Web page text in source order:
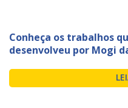
Conheça os trabalhos
desenvolveu por Mogi